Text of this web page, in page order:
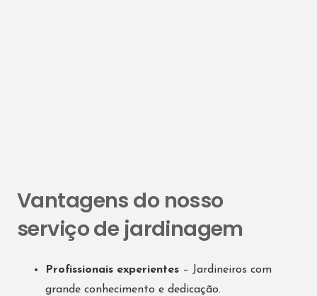
Vantagens do nosso
serviço de jardinagem
Profissionais experientes – Jardineiros com
grande conhecimento e dedicação.